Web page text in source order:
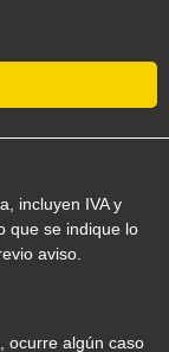
incluyen IVA y
que se indique lo
aviso.
ocurre algún caso